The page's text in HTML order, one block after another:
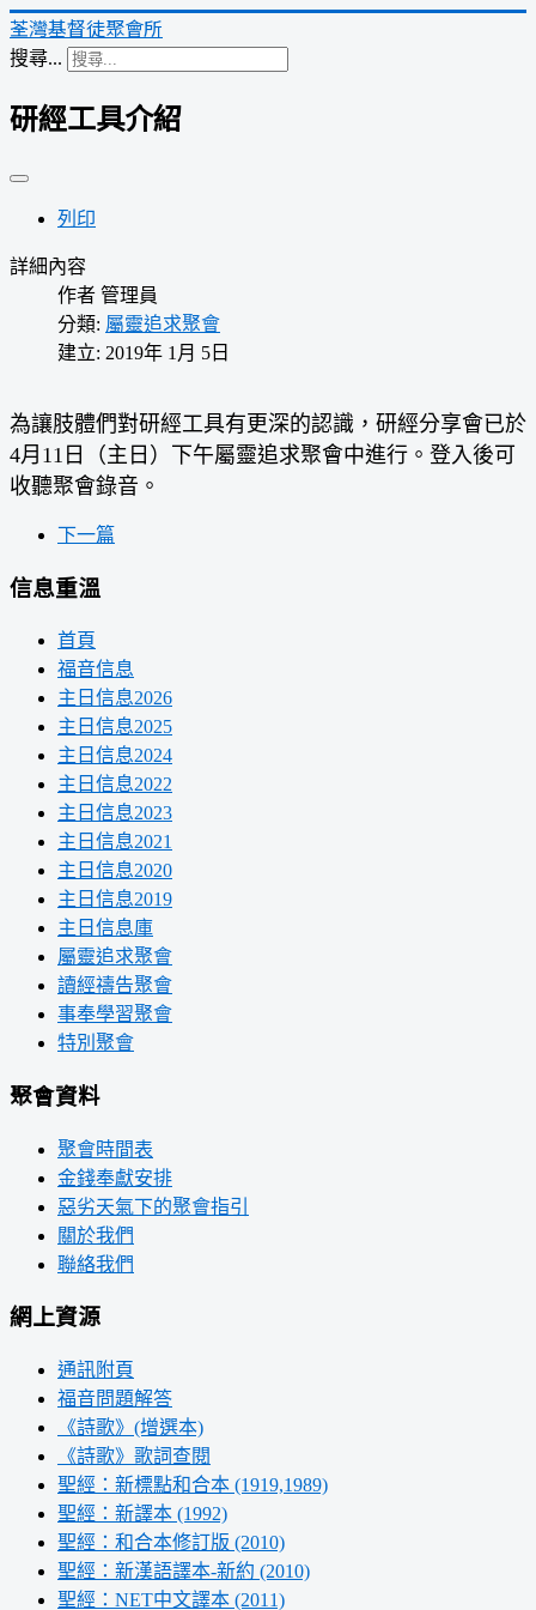
荃灣基督徒聚會所
搜尋...
研經工具介紹
列印
詳細內容
作者 管理員
分類: 屬靈追求聚會
建立: 2019年 1月 5日
為讓肢體們對研經工具有更深的認識，研經分享會已於
4月11日（主日）下午屬靈追求聚會中進行。登入後可
收聽聚會錄音。
下一篇
信息重溫
首頁
福音信息
主日信息2026
主日信息2025
主日信息2024
主日信息2022
主日信息2023
主日信息2021
主日信息2020
主日信息2019
主日信息庫
屬靈追求聚會
讀經禱告聚會
事奉學習聚會
特別聚會
聚會資料
聚會時間表
金錢奉獻安排
惡劣天氣下的聚會指引
關於我們
聯絡我們
網上資源
通訊附頁
福音問題解答
《詩歌》(增選本)
《詩歌》歌詞查閱
聖經：新標點和合本 (1919,1989)
聖經：新譯本 (1992)
聖經：和合本修訂版 (2010)
聖經：新漢語譯本-新約 (2010)
聖經：NET中文譯本 (2011)